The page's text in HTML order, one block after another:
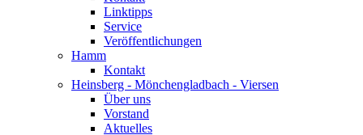
Linktipps
Service
Veröffentlichungen
Hamm
Kontakt
Heinsberg - Mönchengladbach - Viersen
Über uns
Vorstand
Aktuelles